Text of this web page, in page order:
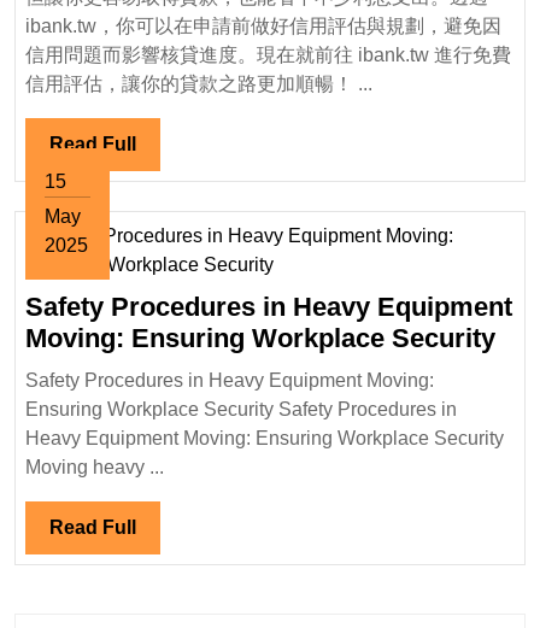
｜
ibank.tw
告
維
護
信
用
ibank.tw，你可以在申請前做好信用評估與規劃，避免因
信用問題而影響核貸進度。現在就前往 ibank.tw 進行免費
信用評估，讓你的貸款之路更加順暢！ ...
Read Full Read
Full
15
May
2025
15,
2025
Safety Procedures in Heavy Equipment
Moving: Ensuring Workplace Security
Safety Procedures in Heavy Equipment Moving:
Ensuring Workplace Security Safety Procedures in
Heavy Equipment Moving: Ensuring Workplace Security
Moving heavy ...
Read Full
Full